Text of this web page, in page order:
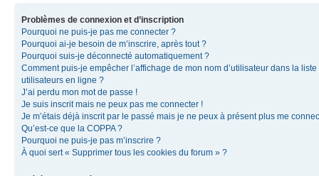
Problèmes de connexion et d’inscription
Pourquoi ne puis-je pas me connecter ?
Pourquoi ai-je besoin de m’inscrire, après tout ?
Pourquoi suis-je déconnecté automatiquement ?
Comment puis-je empêcher l’affichage de mon nom d’utilisateur dans la liste
utilisateurs en ligne ?
J’ai perdu mon mot de passe !
Je suis inscrit mais ne peux pas me connecter !
Je m’étais déjà inscrit par le passé mais je ne peux à présent plus me
Qu’est-ce que la COPPA ?
Pourquoi ne puis-je pas m’inscrire ?
À quoi sert « Supprimer tous les cookies du forum » ?